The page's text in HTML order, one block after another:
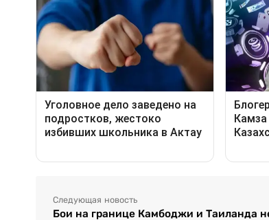
Следующая новость
Бои на границе Камбоджи и Таиланда